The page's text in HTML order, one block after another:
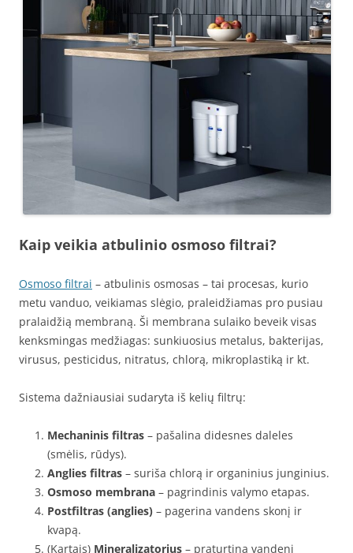
Kaip veikia atbulinio osmoso filtrai?
Osmoso filtrai – atbulinis osmosas – tai procesas, kurio
metu vanduo, veikiamas slėgio, praleidžiamas pro pusiau
pralaidžią membraną. Ši membrana sulaiko beveik visas
kenksmingas medžiagas: sunkiuosius metalus, bakterijas,
virusus, pesticidus, nitratus, chlorą, mikroplastiką ir kt.
Sistema dažniausiai sudaryta iš kelių filtrų:
Mechaninis filtras – pašalina didesnes daleles
(smėlis, rūdys).
Anglies filtras – suriša chlorą ir organinius junginius.
Osmoso membrana – pagrindinis valymo etapas.
Postfiltras (anglies) – pagerina vandens skonį ir
kvapą.
(Kartais) Mineralizatorius – praturtina vandenį